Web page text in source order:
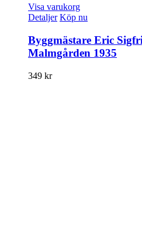
Visa varukorg
Detaljer Köp nu
Byggmästare Eric
Malmgården 1935
349 kr